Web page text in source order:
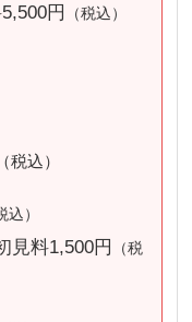
円 （税込）
（税込）
込）
見料1,500円
（税